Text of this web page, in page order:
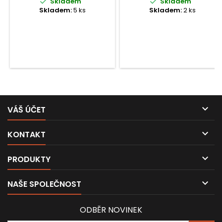
Skladem:5 ks
Skladem:2 ks
VÁŠ ÚČET 
KONTAKT 
PRODUKTY 
NAŠE SPOLEČNOST 
ODBĚR NOVINEK